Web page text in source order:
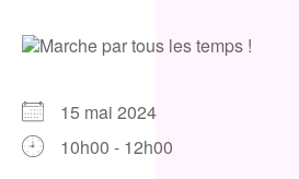
15 mai 2024
10h00 - 12h00